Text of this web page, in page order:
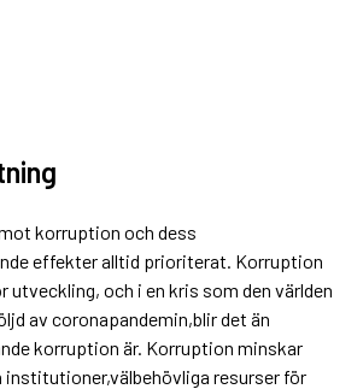
korruption och dess
effekter alltid prioriterat. Korruption
utveckling, och i en kris som den världen
av coronapandemin,blir det än
korruption är. Korruption minskar
resurser för